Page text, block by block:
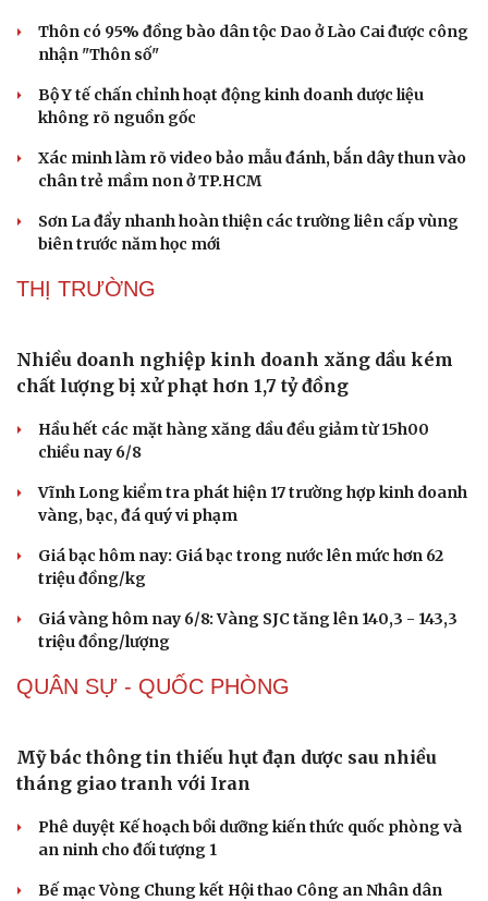
Sức khỏe
Dinh dưỡng - món ngon
Cây thuốc
Nhi khoa
Nam khoa
Làm đẹp - giảm cân
Phòng mạch online
Ăn sạch sống khỏe
Nhà đẹp
Thôn có 95% đồng bào dân tộc Dao ở Lào Cai được công
nhận "Thôn số"
Bộ Y tế chấn chỉnh hoạt động kinh doanh dược liệu
không rõ nguồn gốc
Xác minh làm rõ video bảo mẫu đánh, bắn dây thun vào
chân trẻ mầm non ở TP.HCM
Sơn La đẩy nhanh hoàn thiện các trường liên cấp vùng
biên trước năm học mới
THỊ TRƯỜNG
Nhiều doanh nghiệp kinh doanh xăng dầu kém
chất lượng bị xử phạt hơn 1,7 tỷ đồng
Hầu hết các mặt hàng xăng dầu đều giảm từ 15h00
chiều nay 6/8
Vĩnh Long kiểm tra phát hiện 17 trường hợp kinh doanh
vàng, bạc, đá quý vi phạm
Giá bạc hôm nay: Giá bạc trong nước lên mức hơn 62
triệu đồng/kg
Giá vàng hôm nay 6/8: Vàng SJC tăng lên 140,3 - 143,3
triệu đồng/lượng
QUÂN SỰ - QUỐC PHÒNG
Mỹ bác thông tin thiếu hụt đạn dược sau nhiều
tháng giao tranh với Iran
Phê duyệt Kế hoạch bồi dưỡng kiến thức quốc phòng và
an ninh cho đối tượng 1
Bế mạc Vòng Chung kết Hội thao Công an Nhân dân